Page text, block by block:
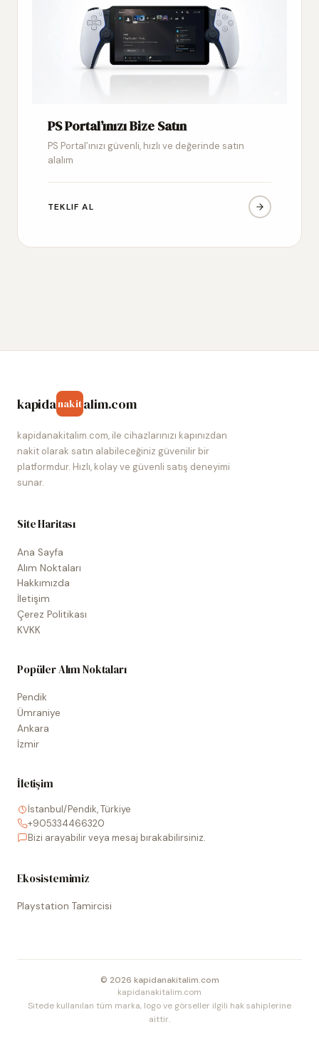
PS Portal’ınızı Bize Satın
PS Portal’ınızı güvenli, hızlı ve değerinde satın
alalım
TEKLIF AL
kapidanakitalim.com
kapidanakitalim.com, ile cihazlarınızı kapınızdan
nakit olarak satın alabileceğiniz güvenilir bir
platformdur. Hızlı, kolay ve güvenli satış deneyimi
sunar.
Site Haritası
Ana Sayfa
Alım Noktaları
Hakkımızda
İletişim
Çerez Politikası
KVKK
Popüler Alım Noktaları
Pendik
Ümraniye
Ankara
İzmir
İletişim
İstanbul/Pendik, Türkiye
+905334466320
Bizi arayabilir veya mesaj bırakabilirsiniz.
Ekosistemimiz
Playstation Tamircisi
© 2026 kapidanakitalim.com
kapidanakitalim.com
Sitede kullanılan tüm marka, logo ve görseller ilgili hak sahiplerine
aittir.